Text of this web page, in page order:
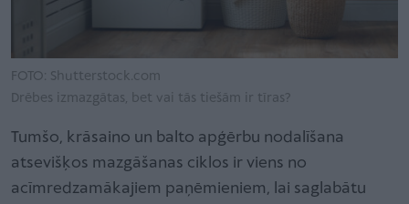
FOTO: Shutterstock.com
Drēbes izmazgātas, bet vai tās tiešām ir tīras?
Tumšo, krāsaino un balto apģērbu nodalīšana
atsevišķos mazgāšanas ciklos ir viens no
acīmredzamākajiem paņēmieniem, lai saglabātu